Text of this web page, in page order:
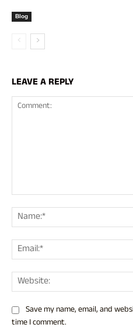
Blog
LEAVE A REPLY
Save my name, email, and
time I comment.